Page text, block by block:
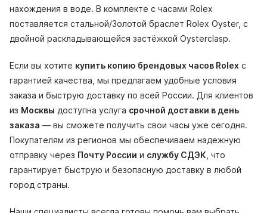
нахождения в воде. В комплекте с часами Rolex
поставляется стальной/Золотой браслет Rolex Oyster, с
двойной раскладывающейся застёжкой Oysterclasp.
Если вы хотите купить копию брендовых часов Rolex с
гарантией качества, мы предлагаем удобные условия
заказа и быструю доставку по всей России. Для клиентов
из Москвы доступна услуга срочной доставки в день
заказа — вы сможете получить свои часы уже сегодня.
Покупателям из регионов мы обеспечиваем надежную
отправку через Почту России и службу СДЭК , что
гарантирует быструю и безопасную доставку в любой
город страны.